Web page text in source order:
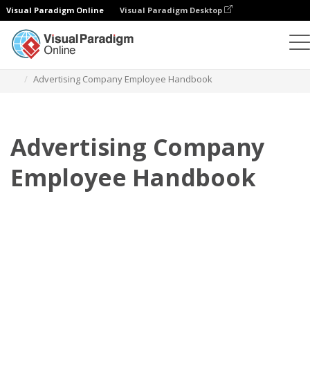
Visual Paradigm Online Visual Paradigm Desktop
Advertising Company Employee Handbook
Advertising Company
Employee Handbook